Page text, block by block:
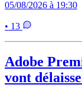
05/08/2026 à 19:30
• 13
Adobe
vont